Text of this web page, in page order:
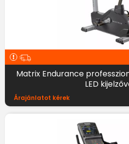
Matrix Endurance professzionális szobakerékpár
LED
Árajánlatot kérek